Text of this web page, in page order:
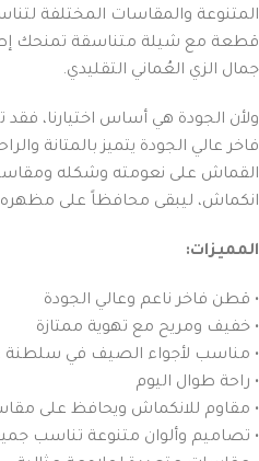
المتنوعة والمقاسات المختلفة
قطعة مع شيلة متناسقة تمنحك
جمال الزي العُماني التقليدي.
ولأن الجودة هي أساس اختيارنا،
فاخر عالي الجودة يتميز بالمتانة
القماش على نعومته وشكله
انكماش، ليبقى محافظاً على مظهره
المميزات:
• قطن فاخر ناعم وعالي الجودة
• خفيف ومريح مع تهوية ممتازة
• مناسب لأجواء الصيف في سلطنة
• راحة طوال اليوم
• مقاوم للانكماش ويحافظ على
• تصاميم وألوان متنوعة تناسب